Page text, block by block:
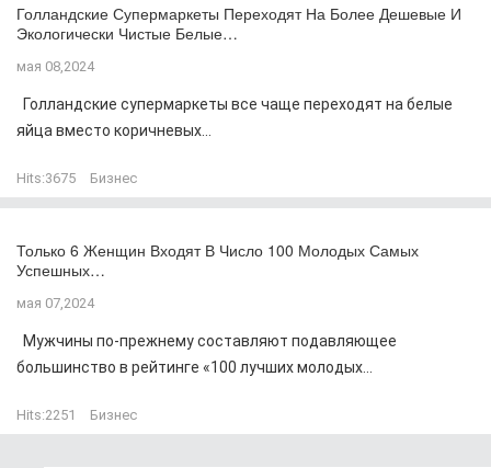
Голландские Супермаркеты Переходят На Более Дешевые И
Экологически Чистые Белые…
мая 08,2024
Голландские супермаркеты все чаще переходят на белые
яйца вместо коричневых...
Hits:3675 Бизнес
Только 6 Женщин Входят В Число 100 Молодых Самых
Успешных…
мая 07,2024
Мужчины по-прежнему составляют подавляющее
большинство в рейтинге «100 лучших молодых...
Hits:2251 Бизнес